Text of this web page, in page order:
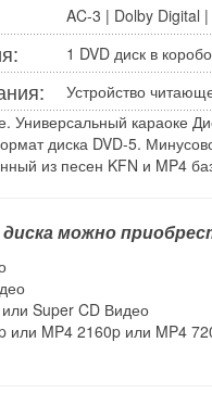
AC-3 | Dolby Digital
1 DVD диск в
Устройство
Универсальный караоке
диска DVD-5.
из песен KFN и MP4
можно
Super CD Видео
или MP4 2160p или MP4